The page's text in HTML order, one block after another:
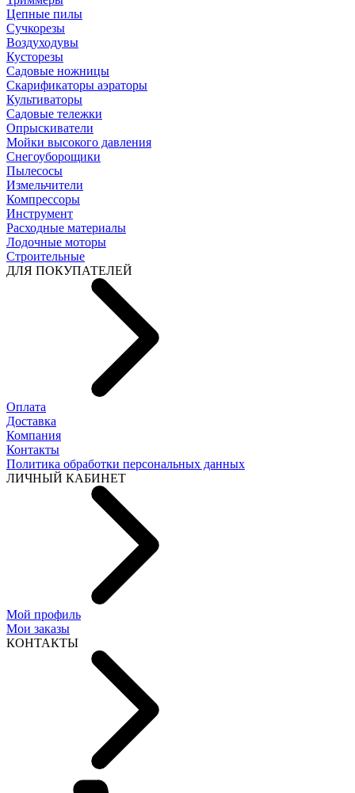
Цепные пилы
Cучкорезы
Воздуходувы
Кусторезы
Садовые ножницы
Скарификаторы аэраторы
Культиваторы
Садовые тележки
Опрыскиватели
Мойки высокого давления
Снегоуборощики
Пылесосы
Измельчители
Компрессоры
Инструмент
Расходные материалы
Лодочные моторы
Строительные
ДЛЯ ПОКУПАТЕЛЕЙ
Оплата
Доставка
Компания
Контакты
Политика обработки персональных данных
ЛИЧНЫЙ КАБИНЕТ
Мой профиль
Мои заказы
КОНТАКТЫ